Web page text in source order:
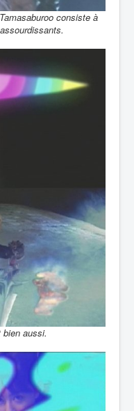
consiste à
aussi.